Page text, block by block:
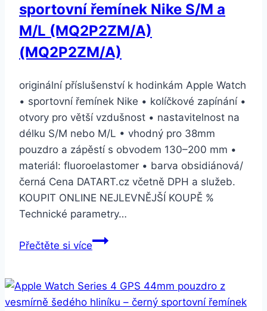
sportovní řemínek Nike S/M a
M/L (MQ2P2ZM/A)
(MQ2P2ZM/A)
originální příslušenství k hodinkám Apple Watch
• sportovní řemínek Nike • kolíčkové zapínání •
otvory pro větší vzdušnost • nastavitelnost na
délku S/M nebo M/L • vhodný pro 38mm
pouzdro a zápěstí s obvodem 130–200 mm •
materiál: fluoroelastomer • barva obsidiánová/
černá Cena DATART.cz včetně DPH a služeb.
KOUPIT ONLINE NEJLEVNĚJŠÍ KOUPĚ %
Technické parametry…
Přečtěte si víceWatch
černý
sportovní